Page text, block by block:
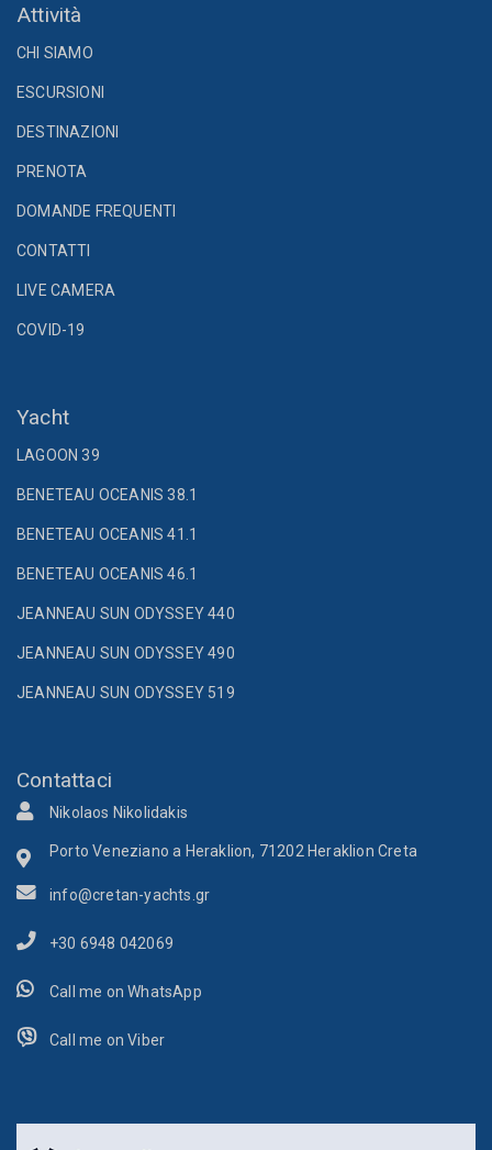
Attività
CHI SIAMO
ESCURSIONI
DESTINAZIONI
PRENOTA
DOMANDE FREQUENTI
CONTATTI
LIVE CAMERA
COVID-19
Yacht
LAGOON 39
BENETEAU OCEANIS 38.1
BENETEAU OCEANIS 41.1
BENETEAU OCEANIS 46.1
JEANNEAU SUN ODYSSEY 440
JEANNEAU SUN ODYSSEY 490
JEANNEAU SUN ODYSSEY 519
Contattaci
Nikolaos Nikolidakis
Porto Veneziano a Heraklion, 71202 Heraklion Creta
info@cretan-yachts.gr
+30 6948 042069
Call me on WhatsApp
Call me on Viber